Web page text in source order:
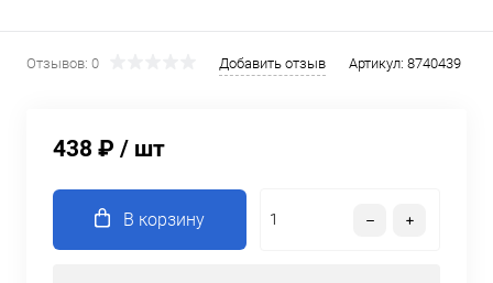
Отзывов: 0 Добавить отзыв Артикул: 8740439
438 ₽ / шт
В корзину